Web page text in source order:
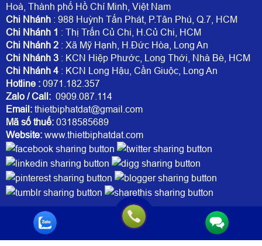
Hoà, Thành phố Hồ Chí Minh, Việt Nam
Chi Nhánh : 988 Huỳnh Tấn Phát, P.Tân Phú, Q.7, HCM
Chi Nhánh 1 : Thị Trấn Củ Chi, H.Củ Chi, HCM
Chi Nhánh 2 : Xã Mỹ Hạnh, H.Đức Hòa, Long An
Chi Nhánh 3 : KCN Hiệp Phước, Long Thới, Nhà Bè, HCM
Chi Nhánh 4 : KCN Long Hậu, Cần Giuộc, Long An
Hotline : 0971.182.357
Zalo / Call: 0909.087.114
Email: thietbiphatdat@gmail.com
Mã số thuế: 0318585689
Website: www.thietbiphatdat.com
Trực tuyến:1 889798
Tất cả:1812811